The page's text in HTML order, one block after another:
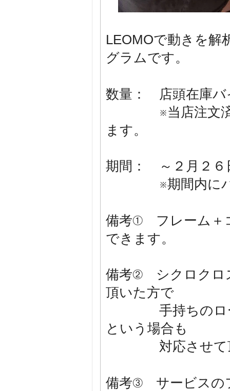
LEOMOで動きを解
グラムです。
数量： 店頭在庫バ
※当店注文済、
ます。
期間： ～２月２６
※期間内にバイ
備考① フレーム＋
できます。
備考② シクロクロ
頂いた方で
手持ちのロー
という場合も
対応させて頂
備考③ サービスの